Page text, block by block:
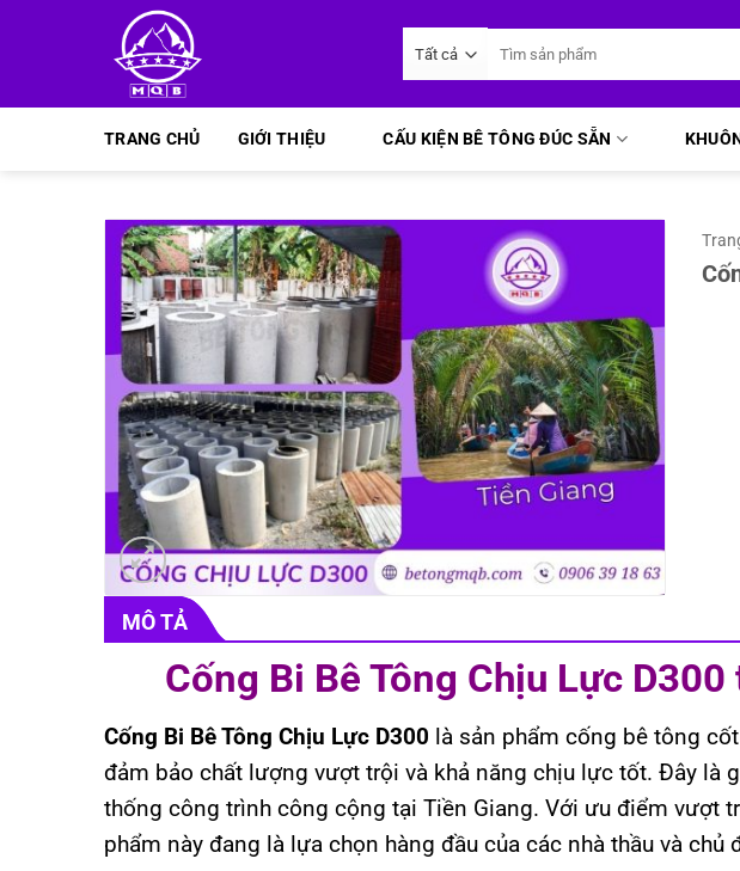
dung
kiếm:
TRANG CHỦ GIỚI THIỆU CẤU KIỆN BÊ TÔNG ĐÚC SẴN
MÔ TẢ
Cống Bi Bê Tông Chịu Lực
Cống Bi Bê Tông Chịu Lực D300 là sản phẩm cống bê tông
đảm bảo chất lượng vượt trội và khả năng chịu lực tốt. Đây là
thống công trình công cộng tại Tiền Giang. Với ưu điểm vượt
phẩm này đang là lựa chọn hàng đầu của các nhà thầu và chủ